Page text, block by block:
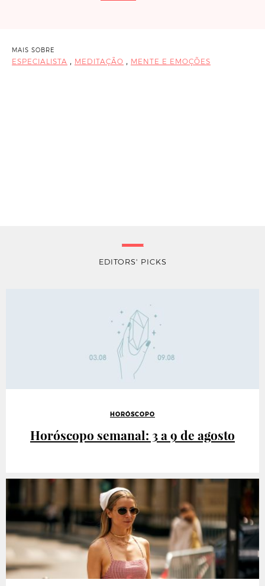
MAIS SOBRE
ESPECIALISTA , MEDITAÇÃO , MENTE E EMOÇÕES
EDITORS' PICKS
HORÓSCOPO
Horóscopo semanal: 3 a 9 de agosto